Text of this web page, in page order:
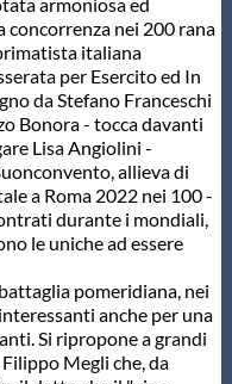
concorrenza nei 200 rana
italiana
per Esercito ed In
da Stefano Franceschi
Bonora - tocca davanti
Lisa Angiolini -
allieva di
a Roma 2022 nei 100 -
durante i mondiali,
le uniche ad essere
pomeridiana, nei
anche per una
Si ripropone a grandi
Megli che, da